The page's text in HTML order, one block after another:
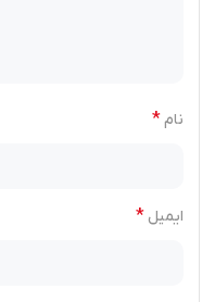
نام*
ایمیل *